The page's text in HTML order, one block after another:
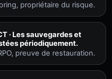
propriétaire du risque.
· Les sauvegardes et
périodiquement.
preuve de restauration.